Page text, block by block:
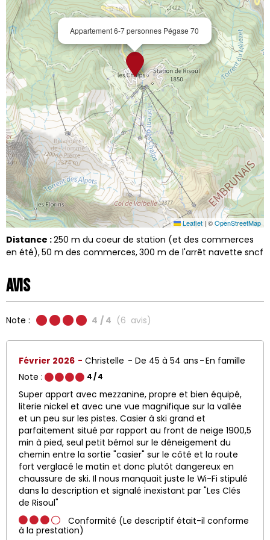
Appartement 6-7 personnes Pégase 70
Leaflet | ©OpenStreetMap
Distance :250 m du coeur de station (et des commerces
en été) 50 m des commerces 300 m de l'arrêt navette sncf
Avis
Note : 4 / 4 (6 avis)
Février 2026 Christelle De 45 à 54 ans
En famille
Note :
4/ 4
Super appart avec mezzanine, propre et bien équipé,
literie nickel et avec une vue magnifique sur la vallée
et un peu sur les pistes. Casier à ski grand et
parfaitement situé par rapport au front de neige 1900,5
min à pied, seul petit bémol sur le déneigement du
chemin entre la sortie "casier" sur le côté et la route
fort verglacé le matin et donc plutôt dangereux en
chaussure de ski. Il nous manquait juste le Wi-Fi stipulé
dans la description et signalé inexistant par "Les Clés
de Risoul"
Conformité (Le descriptif était-il conforme
à la prestation)